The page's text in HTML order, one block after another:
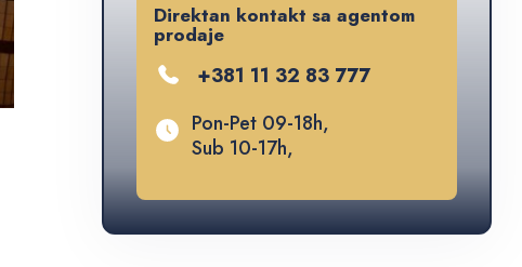
Direktan kontakt sa agentom
prodaje
+381 11 32 83 777
Pon-Pet 09-18h,
Sub 10-17h,